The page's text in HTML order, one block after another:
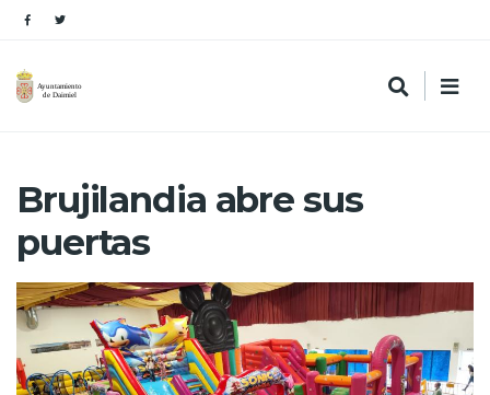
Brujilandia abre sus
puertas